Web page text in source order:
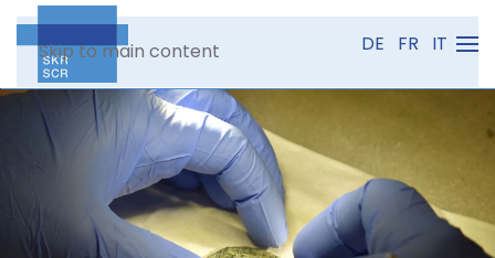
Skip to main content DE FR IT